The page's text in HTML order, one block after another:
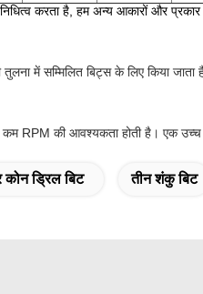
करता है, हम अन्य आकारों और
में सम्मिलित बिट्स के लिए किया जाता
RPM की आवश्यकता होती है। एक उच्च
कोन ड्रिल बिट तीन शंकु बिट